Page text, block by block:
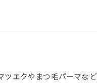
エクやまつ毛パーマな